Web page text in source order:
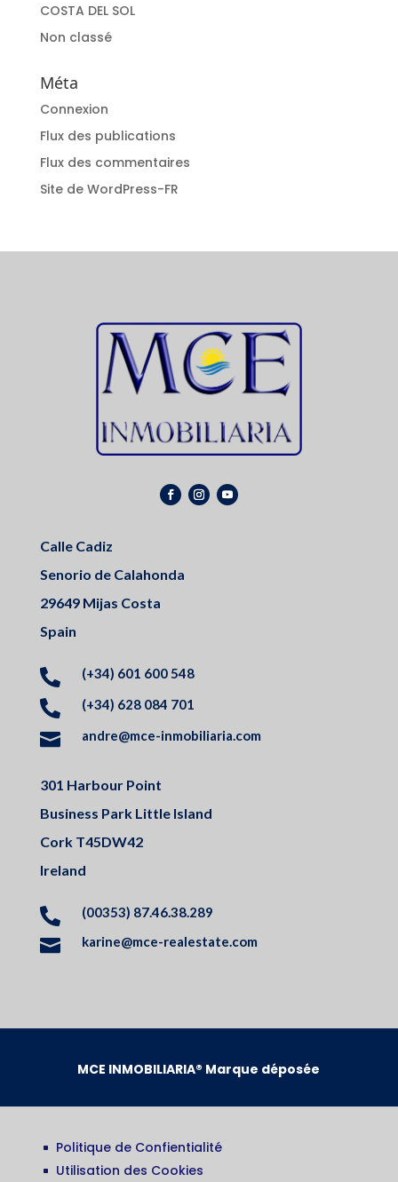
COSTA DEL SOL
Non classé
Méta
Connexion
Flux des publications
Flux des commentaires
Site de WordPress-FR
Calle Cadiz
Senorio de Calahonda
29649 Mijas Costa
Spain
 (+34) 601 600 548
 (+34) 628 084 701
 andre@mce-inmobiliaria.com
301 Harbour Point
Business Park Little Island
Cork T45DW42
Ireland
 (00353) 87.46.38.289
 karine@mce-realestate.com
MCE INMOBILIARIA® Marque déposée
^ Politique de Confientialité
^ Utilisation des Cookies